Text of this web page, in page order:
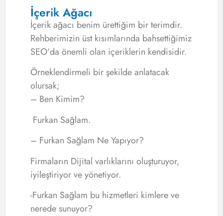
İçerik Ağacı
İçerik ağacı benim ürettiğim bir terimdir.
Rehberimizin üst kısımlarında bahsettiğimiz
SEO’da önemli olan içeriklerin kendisidir.
Örneklendirmeli bir şekilde anlatacak
olursak;
– Ben Kimim?
Furkan Sağlam.
– Furkan Sağlam Ne Yapıyor?
Firmaların Dijital varlıklarını oluşturuyor,
iyileştiriyor ve yönetiyor.
-Furkan Sağlam bu hizmetleri kimlere ve
nerede sunuyor?